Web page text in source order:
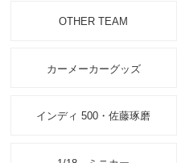
OTHER TEAM
カーメーカーグッズ
インディ 500・佐藤琢磨